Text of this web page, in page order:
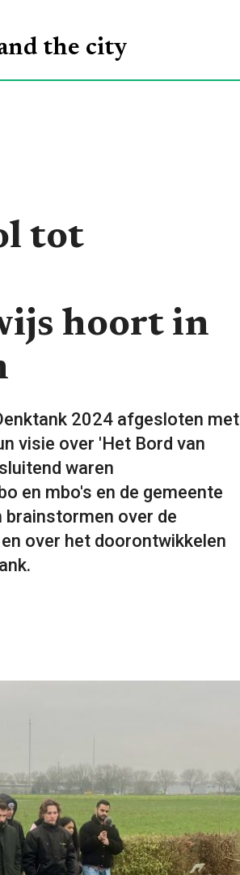
the city
ONTDEKKEN
tot
hoort in
2024 afgesloten met
visie over 'Het Bord van
waren
en mbo's en de gemeente
over de
over het doorontwikkelen